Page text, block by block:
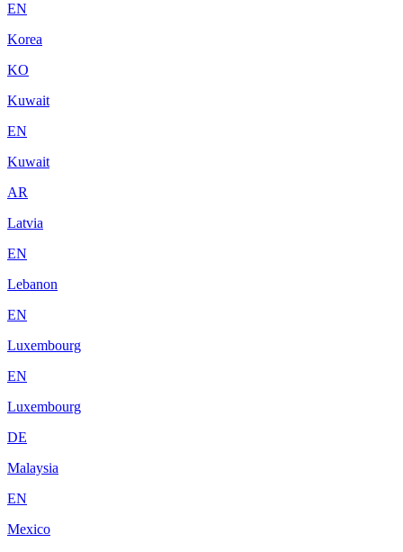
EN
Korea
KO
Kuwait
EN
Kuwait
AR
Latvia
EN
Lebanon
EN
Luxembourg
EN
Luxembourg
DE
Malaysia
EN
Mexico